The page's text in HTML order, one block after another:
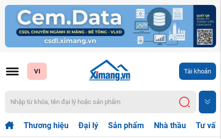
VI Tài khoản
Thương hiệu Đại lý Sản phẩm Nhà thầu Tư